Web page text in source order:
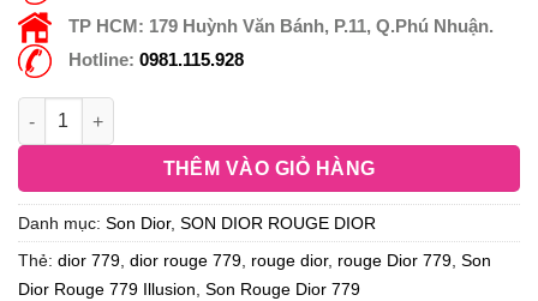
TP HCM: 179 Huỳnh Văn Bánh, P.11, Q.Phú Nhuận.
Hotline: 0981.115.928
THÊM VÀO GIỎ HÀNG
Danh mục: Son Dior, SON DIOR ROUGE DIOR
Thẻ: dior 779 dior rouge 779 rouge dior, rouge Dior 779 Son
Dior Rouge 779 Illusion Son Rouge Dior 779